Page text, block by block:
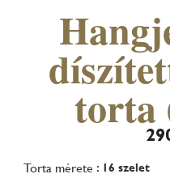
torta
Torta mérete : 16 szelet